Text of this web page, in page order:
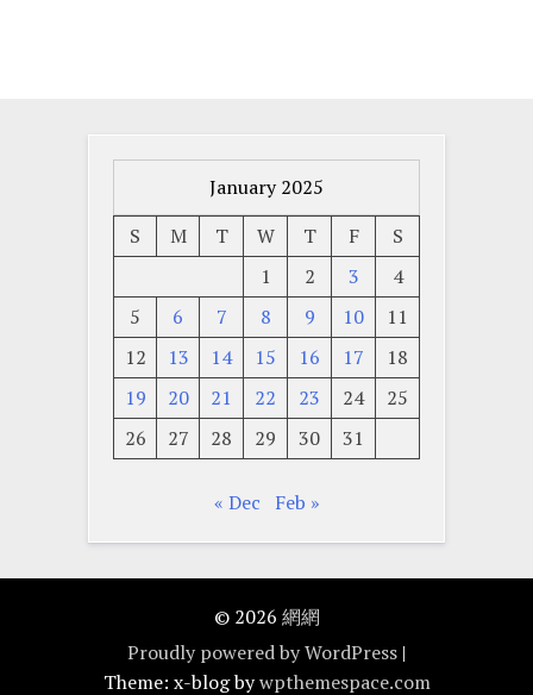
January 2025
S
M T W T F
S
1
2 3
4
5
6 7 8 9 10
11
12
13 14 15 16 17
18
19
20 21 22 23 24
25
26
27 28 29 30 31
« Dec Feb »
© 2026 網網
Proudly powered by WordPress |
Theme: x-blog bywpthemespace.com